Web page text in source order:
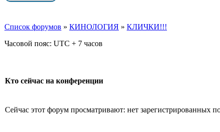
Список форумов » КИНОЛОГИЯ » КЛИЧКИ!!!
Часовой пояс: UTC + 7 часов
Кто сейчас на конференции
Сейчас этот форум просматривают: нет зарегистрированных